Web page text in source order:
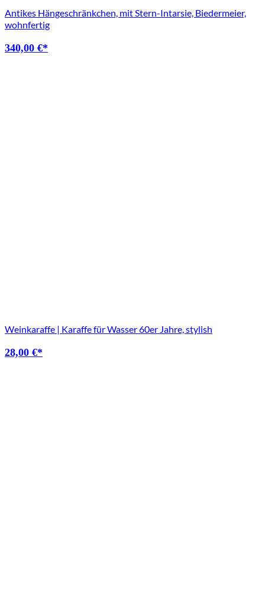
Antikes Hängeschränkchen, mit Stern-Intarsie, Biedermeier,
wohnfertig
340,00 €
Weinkaraffe | Karaffe für Wasser 60er Jahre, stylish
28,00 €